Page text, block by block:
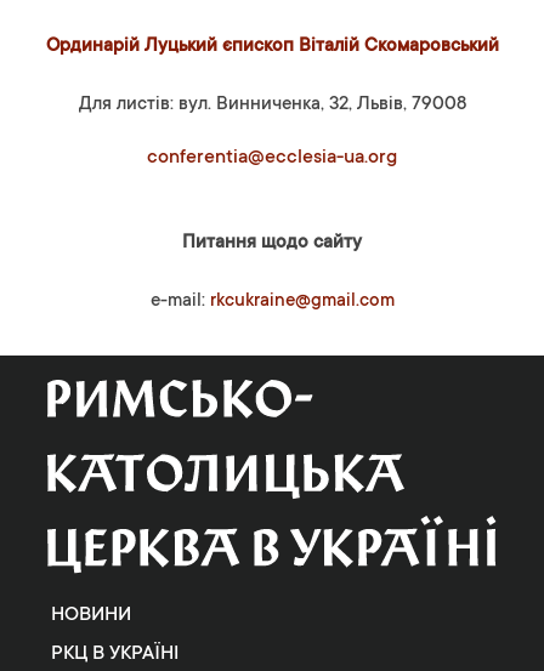
Ординарій Луцький єпископ Віталій Скомаровський
Для листів: вул. Винниченка, 32, Львів, 79008
conferentia@ecclesia-ua.org
Питання щодо сайту
e-mail: rkcukraine@gmail.com
НОВИНИ
РКЦ В УКРАЇНІ